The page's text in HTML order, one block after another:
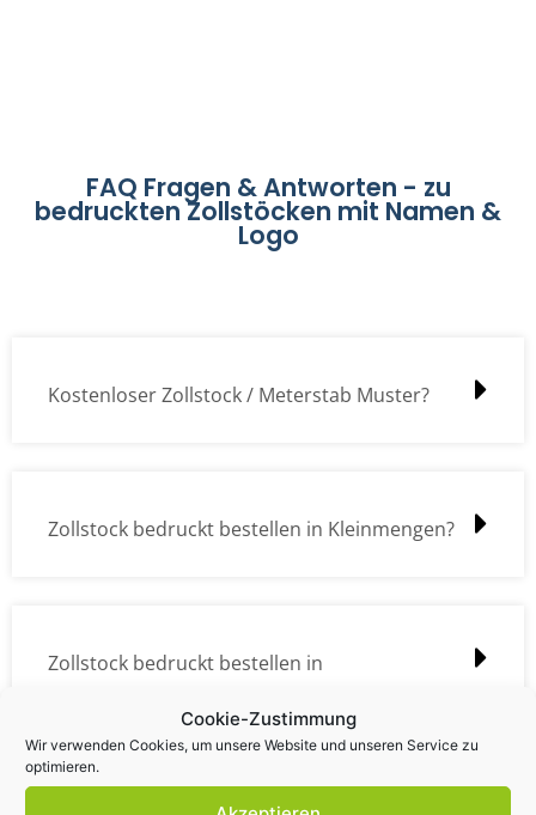
Cookie-Zustimmung
Wir verwenden Cookies, um unsere Website und unseren Service zu
optimieren.
FAQ Fragen & Antworten - zu
bedruckten Zollstöcken mit Namen &
Logo
Kostenloser Zollstock / Meterstab Muster?
Zollstock bedruckt bestellen in Kleinmengen?
Zollstock bedruckt bestellen in